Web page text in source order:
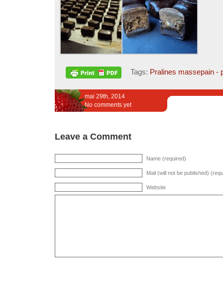
Tags: Pralines massepain -
mai 29th, 2014
No comments yet
Leave a Comment
Name (required)
Mail (will not be published)
Website